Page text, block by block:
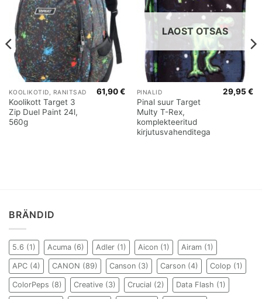
KOOLIKOTID, RANITSAD
Koolikott Target 3
Zip Duel Paint 24l,
560g
61,90€
LAOST OTSAS
PINALID
Pinal suur Target
Multy T-Rex,
komplekteeritud
kirjutusvahenditega
29,95€
BRÄNDID
5.6 (1) Acuma (6) Adler (1) Aicon (1) Airam (1)
APC (4) CANON (89) Canson (3) Carson (4) Colop (1)
ColorPeps (8) Creative (3) Crucial (2) Data Flash (1)